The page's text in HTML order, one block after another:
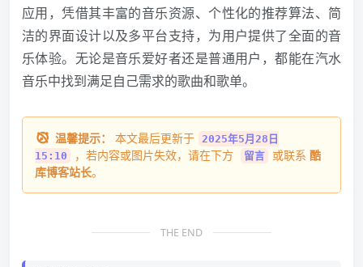
应用，凭借其丰富的音乐资源、个性化的推荐算法、简
洁的界面设计以及多平台支持，为用户提供了全面的音
乐体验。无论是音乐爱好者还是普通用户，都能在汽水
音乐中找到满足自己需求的歌曲和歌单。
温馨提示： 本文最后更新于
2025年5月28日
15:10
，若内容或图片失效，请在下方 留言 或联系 酷
库博客站长。
THE END